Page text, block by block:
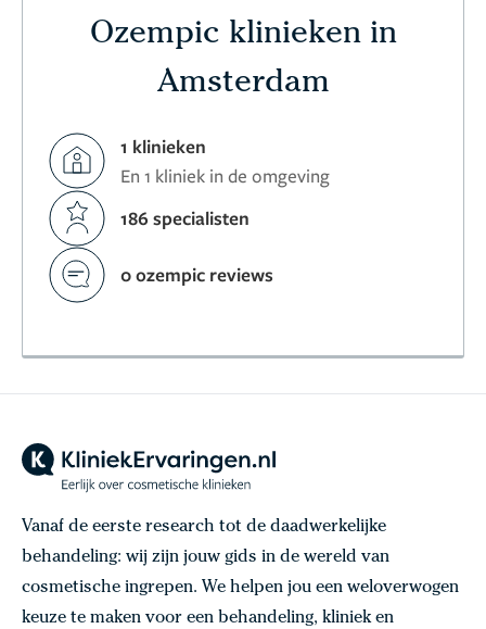
Ozempic klinieken in
Amsterdam
1 klinieken
En 1 kliniek in de omgeving
186 specialisten
0 ozempic reviews
Vanaf de eerste research tot de daadwerkelijke
behandeling: wij zijn jouw gids in de wereld van
cosmetische ingrepen. We helpen jou een weloverwogen
keuze te maken voor een behandeling, kliniek en